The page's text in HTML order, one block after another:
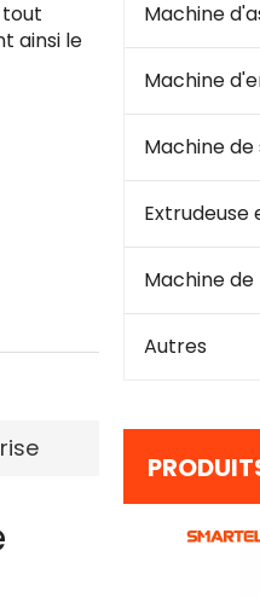
ainsi le
Machine
Extrudeuse
Autres